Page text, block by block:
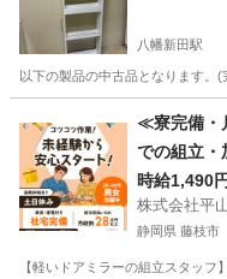
八幡新田駅
以下の製品の中古品となります。
八幡新田駅
≪寮完備・
での組立・
時給1,490円
株式会社平
静岡県 藤枝市
【軽いドアミラーの組立スタッ